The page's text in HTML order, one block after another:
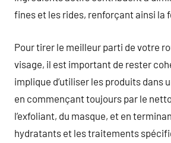
fines et les rides, renforçant ainsi la
Pour tirer le meilleur parti de votre
visage, il est important de rester
implique d’utiliser les produits dans
en commençant toujours par le
l’exfoliant, du masque, et en
hydratants et les traitements